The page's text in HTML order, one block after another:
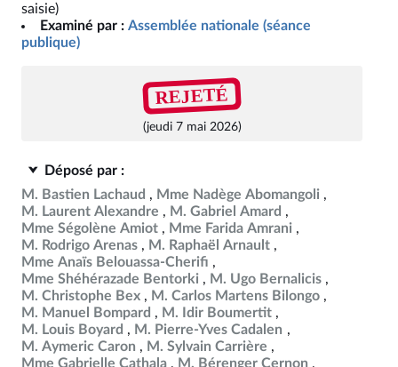
saisie)
Examiné par : Assemblée nationale (séance
publique)
REJETÉ
(jeudi 7 mai 2026)
Déposé par :
M. Bastien Lachaud
Mme Nadège Abomangoli
M. Laurent Alexandre
M. Gabriel Amard
Mme Ségolène Amiot
Mme Farida Amrani
M. Rodrigo Arenas
M. Raphaël Arnault
Mme Anaïs Belouassa-Cherifi
Mme Shéhérazade Bentorki
M. Ugo Bernalicis
M. Christophe Bex
M. Carlos Martens Bilongo
M. Manuel Bompard
M. Idir Boumertit
M. Louis Boyard
M. Pierre-Yves Cadalen
M. Aymeric Caron
M. Sylvain Carrière
Mme Gabrielle Cathala
M. Bérenger Cernon